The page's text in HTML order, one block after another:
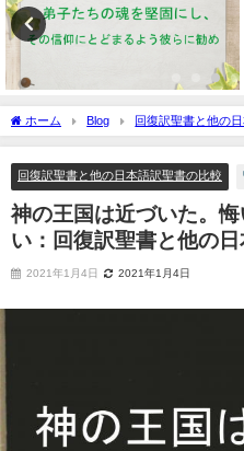
ホーム Blog 回復訳聖書と他の
た。悔い改めて福音を信じなさい：回復
回復訳聖書と他の日本語訳聖書の比較
神の王国は近づいた。
い：回復訳聖書と他の
2021年1月4日 2021年1月4日